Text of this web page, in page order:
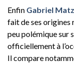
Enfin Gabriel
fait de ses origines
peu polémique sur
officiellement à
Il compare